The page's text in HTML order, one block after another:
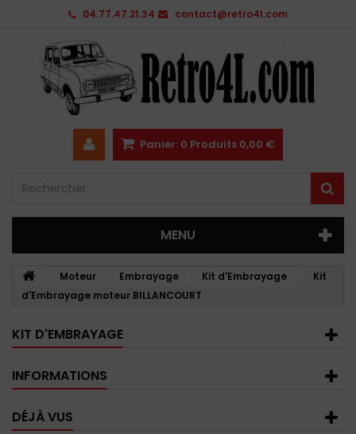
04.77.47.21.34 contact@retro4l.com
Panier: 0 Produits 0,00 €
MENU
Moteur Embrayage Kit d'Embrayage
Kit
d'Embrayage moteur BILLANCOURT
KIT D'EMBRAYAGE
INFORMATIONS
DÉJÀ VUS